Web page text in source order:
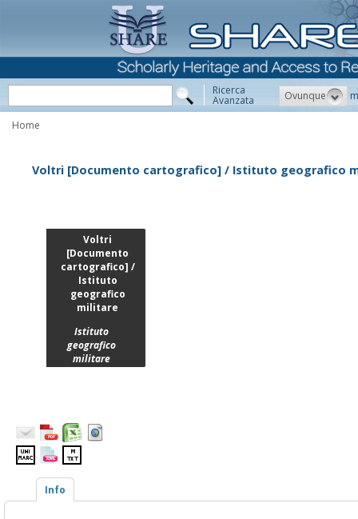
Ricerca
Avanzata Ovunque
Home
Voltri [Documento cartografico] / Istituto geografico
Voltri
[Documento
cartografico] /
Istituto
geografico
militare
Istituto
geografico
militare
Info